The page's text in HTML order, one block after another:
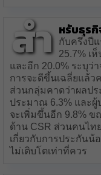
สำ หรับธุร
กับครึ่งปี
25.7% เ
และอีก 20.0% ระบุว่
การจะดีขึ้นเฉลี่ยแล้ว
ส่วนกลุ่มคาดว่าผลปร
ประมาณ 6.3% และผู้
จะเพิ่มขึ้นอีก 9.8% ข
ด้าน CSR ส่วนคนไท
เกี่ยวกับการประกันน้
ไม่เติบโตเท่าที่ควร